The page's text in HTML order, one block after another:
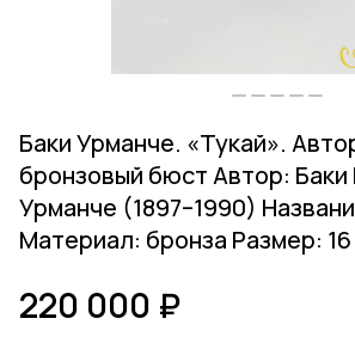
Баки Урманче. «Тукай».
бронзовый бюст Автор:
Урманче (1897–1990)
Материал: бронза Размер: 16
220 000 ₽